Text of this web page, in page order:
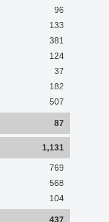
96
133
381
124
37
182
507
87
1,131
769
568
104
437